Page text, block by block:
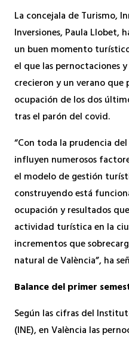
La concejala de Turismo,
Inversiones, Paula Llobet,
un buen momento
el que las pernoctaciones
crecieron y un verano
ocupación de los dos
tras el parón del covid.
“Con toda la prudencia
influyen numerosos
el modelo de gestión
construyendo está
ocupación y resultados
actividad turística en la
incrementos que
natural de València”, ha
Balance del primer
Según las cifras del
(INE), en València las